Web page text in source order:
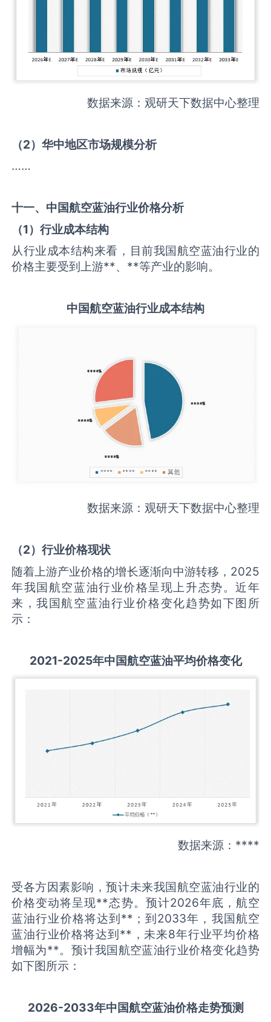
数据来源：观研天下数据中心整理
（2）华中地区市场规模分析
……
十一、中国航空蓝油行业价格分析
（1）行业成本结构
从行业成本结构来看，目前我国航空蓝油行业的
价格主要受到上游**、**等产业的影响。
中国航空蓝油行业成本结构
数据来源：观研天下数据中心整理
（2）行业价格现状
随着上游产业价格的增长逐渐向中游转移，2025
年我国航空蓝油行业价格呈现上升态势。近年
来，我国航空蓝油行业价格变化趋势如下图所
示：
2021-2025年中国航空蓝油平均价格变化
数据来源：****
受各方因素影响，预计未来我国航空蓝油行业的
价格变动将呈现**态势。预计2026年底，航空
蓝油行业价格将达到**；到2033年，我国航空
蓝油行业价格将达到**，未来8年行业平均价格
增幅为**。预计我国航空蓝油行业价格变化趋势
如下图所示：
2026-2033年中国航空蓝油价格走势预测